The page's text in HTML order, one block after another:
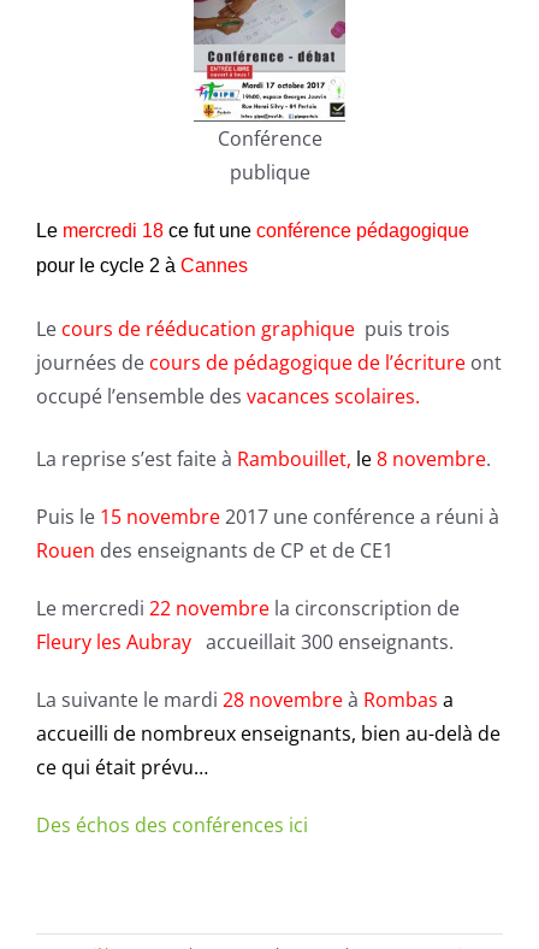
Conférence
publique
Le mercredi 18 ce fut une conférence pédagogique
pour le cycle 2 à Cannes
Le cours de rééducation graphique puis trois
journées de cours de pédagogique de l’écriture ont
occupé l’ensemble des vacances scolaires.
La reprise s’est faite à Rambouillet, le8 novembre.
Puis le 15 novembre2017 une conférence a réuni à
Rouen des enseignants de CP et de CE1
Le mercredi 22 novembre la circonscription de
Fleury les Aubray accueillait 300 enseignants.
La suivante le mardi 28 novembreà Rombas a
accueilli de nombreux enseignants, bien au-delà de
ce qui était prévu…
Des échos des conférences ici